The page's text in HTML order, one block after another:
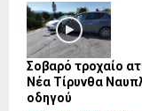
Σοβαρό τροχαίο
Νέα Τίρυνθα
οδηγού